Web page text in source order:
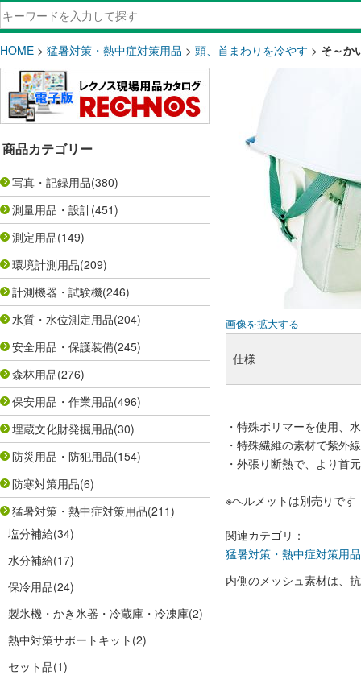
HOME > 猛暑対策・熱中症対策用品 > 頭、首まわりを冷やす > そ～
商品カテゴリー
写真・記録用品(380)
測量用品・設計(451)
測定用品(149)
環境計測用品(209)
計測機器・試験機(246)
水質・水位測定用品(204)
安全用品・保護装備(245)
森林用品(276)
保安用品・作業用品(496)
埋蔵文化財発掘用品(30)
防災用品・防犯用品(154)
防寒対策用品(6)
猛暑対策・熱中症対策用品(211)
塩分補給(34)
水分補給(17)
保冷用品(24)
製氷機・かき氷器・冷蔵庫・冷凍庫(2)
熱中対策サポートキット (2)
セット品(1)
画像を拡大する
仕様
・特殊ポリマーを使用、
・特殊繊維の素材で紫外
・外張り断熱で、より首
※ヘルメットは別売りです
関連カテゴリ：
猛暑対策・熱中症対策用品
内側のメッシュ素材は、